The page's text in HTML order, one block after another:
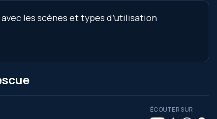
les scènes et types d’utilisation
ÉCOUTER SUR